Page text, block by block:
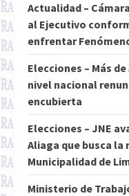
Actualidad –
al Ejecutivo
enfrentar
Elecciones – Más
nivel nacional
encubierta
Elecciones – JNE
Aliaga que busca la
Municipalidad de
Ministerio de